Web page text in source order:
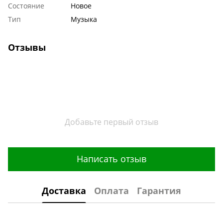
Состояние
Новое
Тип
Музыка
Отзывы
Добавьте первый отзыв
Написать отзыв
Доставка Оплата Гарантия